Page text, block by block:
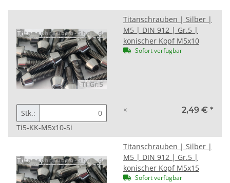
Titanschrauben | Silber |
M5 | DIN 912 | Gr.5 |
konischer Kopf M5x10
Sofort verfügbar
Stk.:
Ti5-KK-M5x10-Si
× 2,49 € *
Titanschrauben | Silber |
M5 | DIN 912 | Gr.5 |
konischer Kopf M5x15
Sofort verfügbar